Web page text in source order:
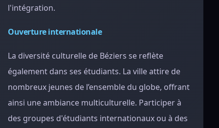
l'intégration.
Ouverture internationale
La diversité culturelle de Béziers se reflète
également dans ses étudiants. La ville attire de
nombreux jeunes de l’ensemble du globe, offrant
ainsi une ambiance multiculturelle. Participer à
des groupes d'étudiants internationaux ou à des